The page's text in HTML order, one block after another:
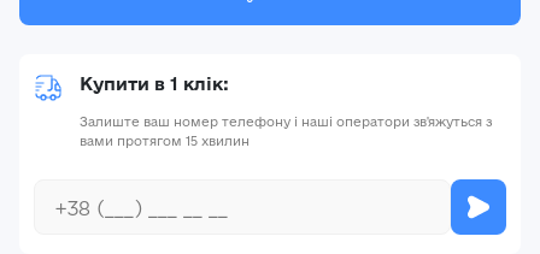
Купити в 1 клік:
Залиште ваш номер телефону і наші оператори зв'яжуться з
вами протягом 15 хвилин